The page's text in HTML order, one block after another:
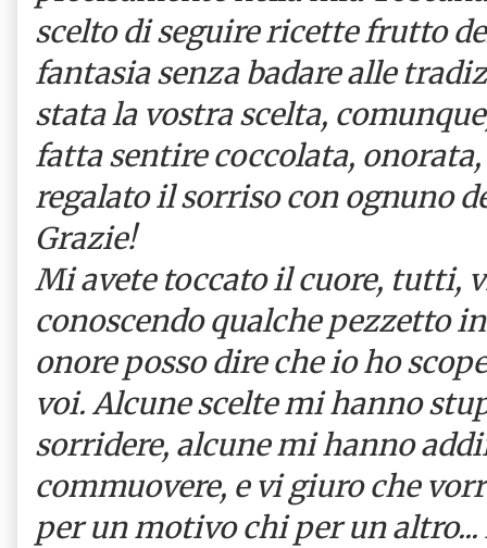
scelto di seguire ricette frutto
fantasia senza badare alle
stata la vostra scelta,
fatta sentire coccolata,
regalato il sorriso con ognuno
Grazie!
Mi avete toccato il cuore, tutti,
conoscendo qualche pezzetto
onore posso dire che io ho
voi. Alcune scelte mi hanno
sorridere, alcune mi hanno
commuovere, e vi giuro che
per un motivo chi per un altro...